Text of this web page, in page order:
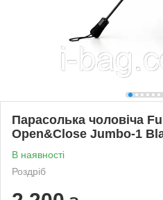
Парасолька чоловіча
Open&Close Jumbo-1
В наявності
Роздріб